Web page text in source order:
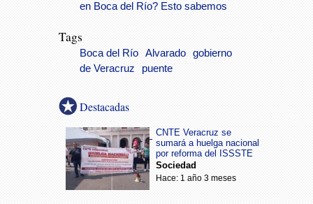
en Boca del Río? Esto sabemos
Tags
Boca del Río Alvarado
gobierno
de Veracruz
puente
Destacadas
CNTE Veracruz se
sumará a huelga nacional
por reforma del ISSSTE
Sociedad
Hace: 1 año 3 meses